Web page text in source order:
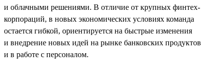
и облачными решениями. В отличие от крупных финтех-
корпораций, в новых экономических условиях команда
остается гибкой, ориентируется на быстрые изменения
и внедрение новых идей на рынке банковских продуктов
и в работе с персоналом.